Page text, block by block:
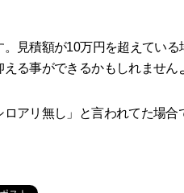
見積額が10万円を超えてい
る事ができるかもしれません
アリ無し」と言われてた場合